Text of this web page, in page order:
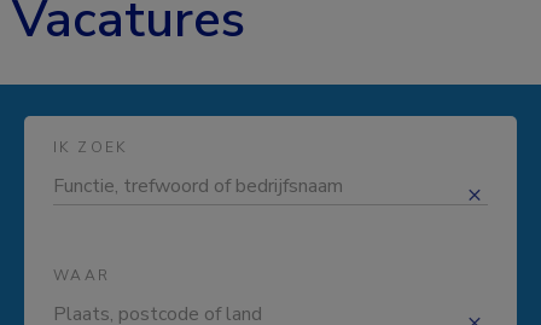
Vacatures
IK ZOEK
WAAR